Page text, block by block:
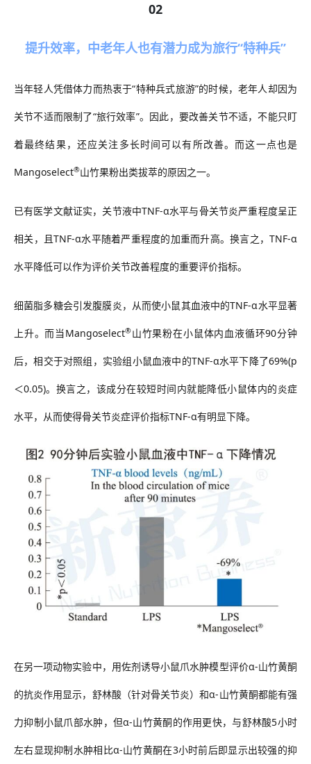
02
提升效率，中老年人也有潜力成为旅行“特种兵”
当年轻人凭借体力而热衷于“特种兵式旅游”的时候，老年人却因为
关节不适而限制了“旅行效率”。因此，要改善关节不适，不能只盯
着最终结果，还应关注多长时间可以有所改善。而这一点也是
Mangoselect®山竹果粉出类拔萃的原因之一。
已有医学文献证实，关节液中TNF-α水平与骨关节炎严重程度呈正
相关，且TNF-α水平随着严重程度的加重而升高。换言之， TNF-α
水平降低可以作为评价关节改善程度的重要评价指标。
细菌脂多糖会引发腹膜炎，从而使小鼠其血液中的TNF-α水平显著
上升。而当Mangoselect®山竹果粉在小鼠体内血液循环90分钟
后，相交于对照组，实验组小鼠血液中的TNF-α水平下降了69%(p
＜0.05)。换言之，该成分在较短时间内就能降低小鼠体内的炎症
水平，从而使得骨关节炎症评价指标TNF-α有明显下降。
在另一项动物实验中，用佐剂诱导小鼠爪水肿模型评价α-山竹黄酮
的抗炎作用显示，舒林酸（针对骨关节炎）和α-山竹黄酮都能有强
力抑制小鼠爪部水肿，但α-山竹黄酮的作用更快，与舒林酸5小时
左右显现抑制水肿相比α-山竹黄酮在3小时前后即显示出较强的抑